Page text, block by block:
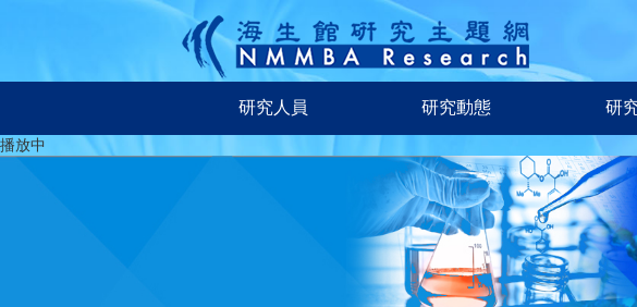
研究人員 研究動態 研
播放中